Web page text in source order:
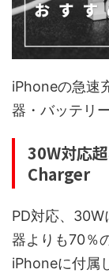
iPhoneの急速
器・バッテリ
30W対応
Charger
PD対応、
器よりも70％
iPhoneに付属